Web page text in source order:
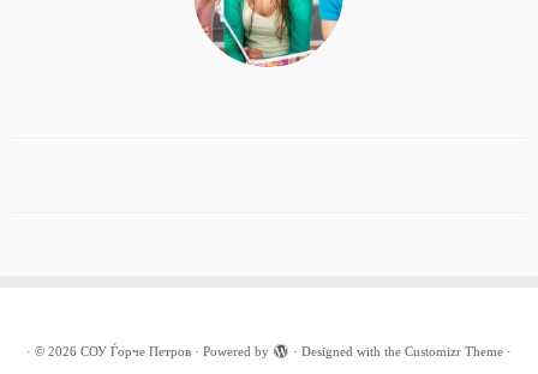
· © 2026 СОУ Ѓорче Петров · Powered by · Designed with the Customizr Theme ·